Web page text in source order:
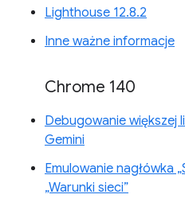
Lighthouse 12.8.2
Inne ważne informacje
Chrome 140
Debugowanie większej
Gemini
Emulowanie nagłówka
„Warunki sieci”